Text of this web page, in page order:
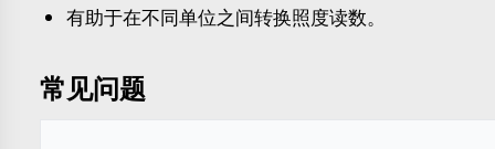
有助于在不同单位之间转换照度读数。
常见问题